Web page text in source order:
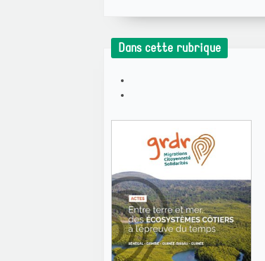
Dans cette rubrique